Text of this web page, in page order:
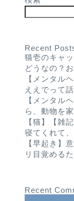
Recent
猫壱のキャ
どうなの？
【メンタル
ええでって話
【メンタル
ら、動物を
【猫】【雑
寝てくれて
【早起き】
リ目覚める
Recent